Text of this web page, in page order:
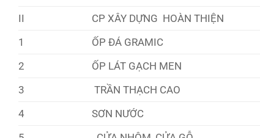
II
CP XÂY DỰNG HOÀN THIỆN
1
ỐP ĐÁ GRAMIC
2
ỐP LÁT GẠCH MEN
3
TRẦN THẠCH CAO
4
SƠN NƯỚC